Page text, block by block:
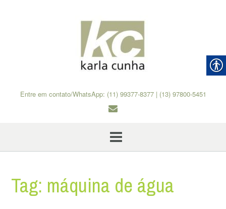
Entre em contato/WhatsApp: (11) 99377-8377 | (13) 97800-5451
Tag: máquina de água